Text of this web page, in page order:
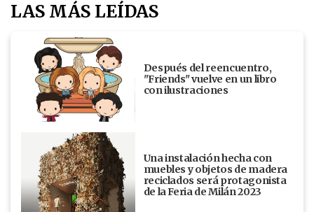
LAS MÁS LEÍDAS
Después del reencuentro,
"Friends" vuelve en un libro
con ilustraciones
Una instalación hecha con
muebles y objetos de madera
reciclados será protagonista
de la Feria de Milán 2023